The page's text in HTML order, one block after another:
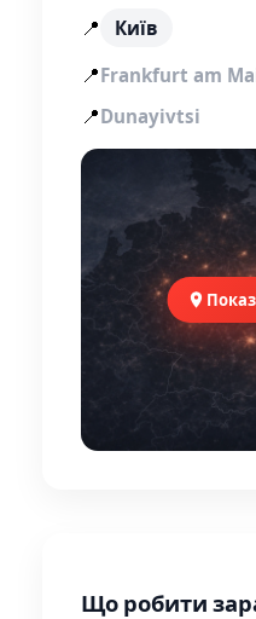
📍
Київ
📍Frankfurt am
📍Dunayivtsi
Що робити